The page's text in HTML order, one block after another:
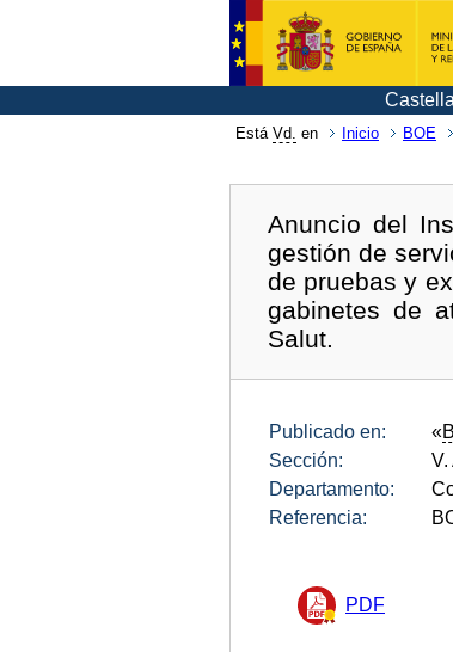
Está Vd. en Inicio BOE
Anuncio del
gestión de
de pruebas y
gabinetes de
Salut.
Publicado en: «
Sección:
V.
Departamento:
Referencia:
PDF